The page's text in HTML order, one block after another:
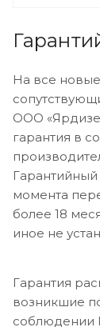
На все
ООО
гарантия в
Гарантийный
момента
более 18
иное не
Гарантия
возникшие
соблюдении